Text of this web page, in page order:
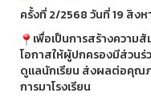
ครั้งที่ 2/2568 วันที่ 19 สิง
เพื่อเป็นการสร้างความ
โอกาสให้ผู้ปกครองมีส่วนร่
ดูแลนักเรียน ส่งผลต่อคุณ
การมาโรงเรียน